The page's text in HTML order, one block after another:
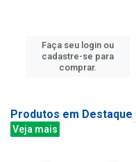
Faça seu login ou
cadastre-se para
comprar.
Produtos em Destaque
Veja mais